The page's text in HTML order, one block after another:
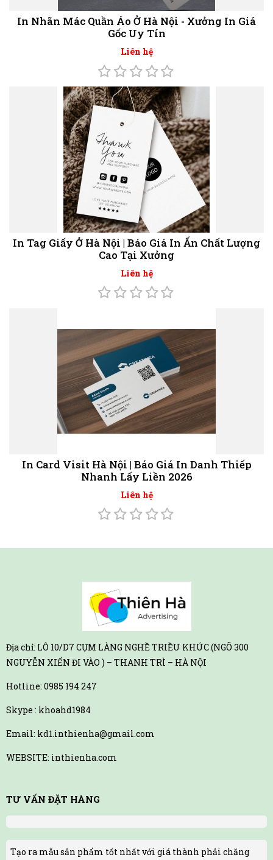
In Nhãn Mác Quần Áo Ở Hà Nội - Xưởng In Giá
Gốc Uy Tín
Liên hệ
In Tag Giấy Ở Hà Nội | Báo Giá In Ấn Chất Lượng
Cao Tại Xưởng
Liên hệ
In Card Visit Hà Nội | Báo Giá In Danh Thiếp
Nhanh Lấy Liền 2026
Liên hệ
Địa chỉ: LÔ 10/D7 CỤM LÀNG NGHỀ TRIỀU KHÚC (NGÕ 300
NGUYỄN XIỂN ĐI VÀO ) – THANH TRÌ – HÀ NỘI
Hotline: 0985 194 247
Skype : khoahd1984
Email: kd1.inthienha@gmail.com
WEBSITE: inthienha.com
TƯ VẤN ĐẶT HÀNG
Tạo ra mẫu sản phẩm tốt nhất với giá thành phải chăng